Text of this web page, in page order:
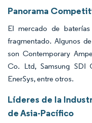
Panorama
El mercado de
fragmentado. Algunos
son Contemporary
Co. Ltd, Samsung SDI
EnerSys, entre otros.
Líderes de la
de Asia-Pacífico